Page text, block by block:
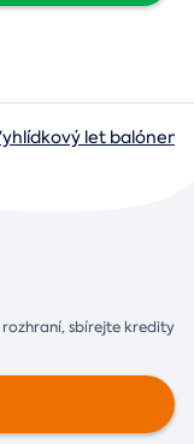
let balónem
sbírejte kredity